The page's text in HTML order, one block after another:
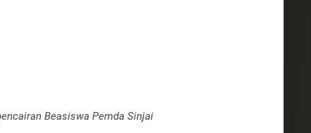
Beasiswa Pemda Sinjai